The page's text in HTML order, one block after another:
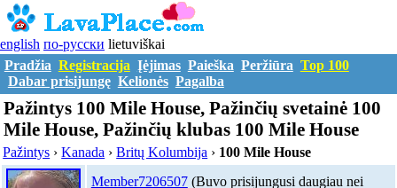
english по-русски lietuviškai
Pradžia Registracija Įėjimas Paieška Peržiūra Top 100
Dabar prisijungę Kelionės Pagalba
Pažintys 100 Mile House, Pažinčių svetainė 100
Mile House, Pažinčių klubas 100 Mile House
Pažintys ›Kanada ›Britų Kolumbija › 100 Mile House
Member7206507(Buvo prisijungusi daugiau nei